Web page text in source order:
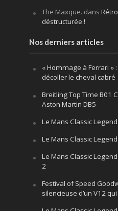
The Maxque. dans
déstructurée !
Nos derniers articles
« Hommage à Ferrari »
décoller le cheval cabré
Breitling Top Time B01
Aston Martin DB5
Le Mans Classic
Le Mans Classic
Le Mans Classic
2
Festival of Speed
silencieuse d’un V12